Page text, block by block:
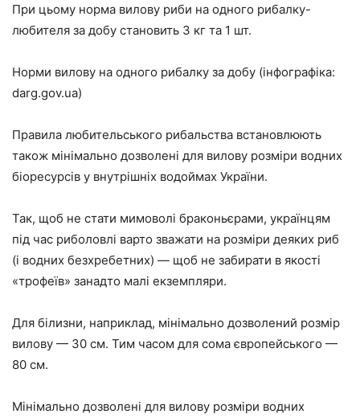
При цьому норма вилову риби на одного рибалку-
любителя за добу становить 3 кг та 1 шт.
Норми вилову на одного рибалку за добу (інфографіка:
darg.gov.ua)
Правила любительського рибальства встановлюють
також мінімально дозволені для вилову розміри водних
біоресурсів у внутрішніх водоймах України.
Так, щоб не стати мимоволі браконьєрами, українцям
під час риболовлі варто зважати на розміри деяких риб
(і водних безхребетних) — щоб не забирати в якості
«трофеїв» занадто малі екземпляри.
Для білизни, наприклад, мінімально дозволений розмір
вилову — 30 см. Тим часом для сома європейського —
80 см.
Мінімально дозволені для вилову розміри водних